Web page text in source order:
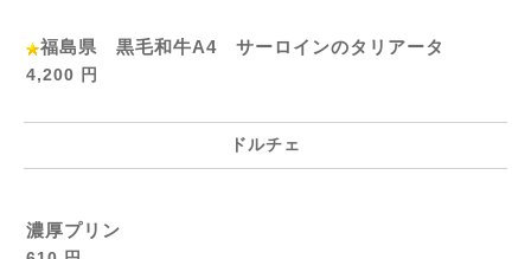
福島県 黒毛和牛A4 サーロインのタリアータ
4,200 円
ドルチェ
濃厚プリン